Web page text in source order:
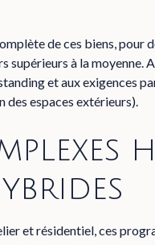
de ces biens, pour
supérieurs à la moyenne.
et aux exigences
espaces extérieurs).
et résidentiel, ces